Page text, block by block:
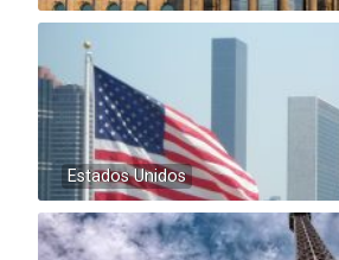
Estados Unidos